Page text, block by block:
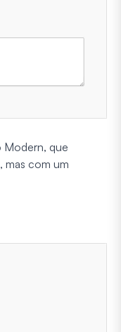
Modern, que
mas com um